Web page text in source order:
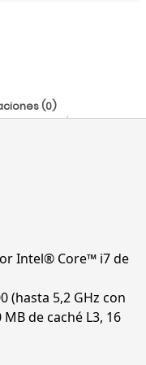
(0)
Intel® Core™ i7 de
(hasta 5,2 GHz con
de caché L3, 16